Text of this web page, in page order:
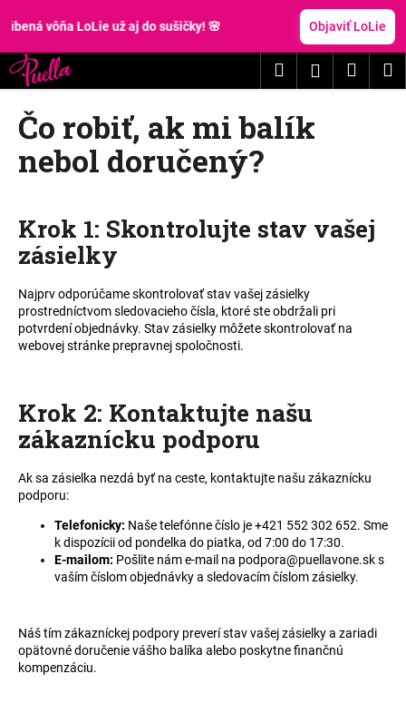
na
vôňa LoLie už aj do sušičky! 🌸 Objaviť LoLie
Hľadať
Čo robiť, ak mi balík
nebol doručený?
Krok 1: Skontrolujte stav vašej
zásielky
Najprv odporúčame skontrolovať stav vašej zásielky
prostredníctvom sledovacieho čísla, ktoré ste obdržali pri
potvrdení objednávky. Stav zásielky môžete skontrolovať na
webovej stránke prepravnej spoločnosti.
Krok 2: Kontaktujte našu
zákaznícku podporu
Ak sa zásielka nezdá byť na ceste, kontaktujte našu zákaznícku
podporu:
Telefonicky: Naše telefónne číslo je +421 552 302 652. Sme
k dispozícii od pondelka do piatka, od 7:00 do 17:30.
E-mailom: Pošlite nám e-mail na podpora@puellavone.sk s
vaším číslom objednávky a sledovacím číslom zásielky.
Náš tím zákazníckej podpory preverí stav vašej zásielky a zariadi
opätovné doručenie vášho balíka alebo poskytne finančnú
kompenzáciu.
š
í
Č
o
p
o
r
e
b
u
j
e
t
n
á
j
s
ť